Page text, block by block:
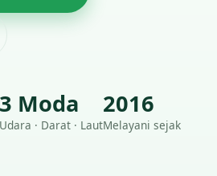
3 Moda
Udara · Darat · Laut
2016
Melayani sejak